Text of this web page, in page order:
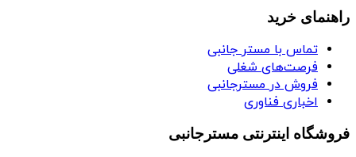
راهنمای خرید
تماس با مستر جانبی
فرصت‌های شغلی
فروش در مسترجانبی
اخباری فناوری
فروشگاه اینترنتی مسترجانبی